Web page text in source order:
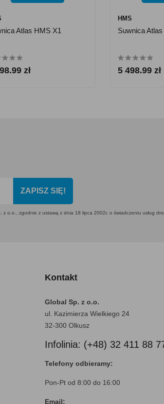
Atlas HMS X1
zł
HMS
Suwnica
5 498.99 zł
ZAPISZ SIĘ!
o.o., zgodnie z ustawą z dnia 18 lipca 2002r. o świadczeniu usług
Kontakt
Global Sp. z o.o.
ul. Kazimierza Wielkiego 24
32-300 Olkusz
Infolinia: (+48) 32 411 88
Telefony odbieramy:
Pon-Pt od 8:00 do 16:00
Email: